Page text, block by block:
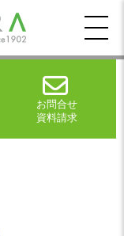
お問合せ
資料請求